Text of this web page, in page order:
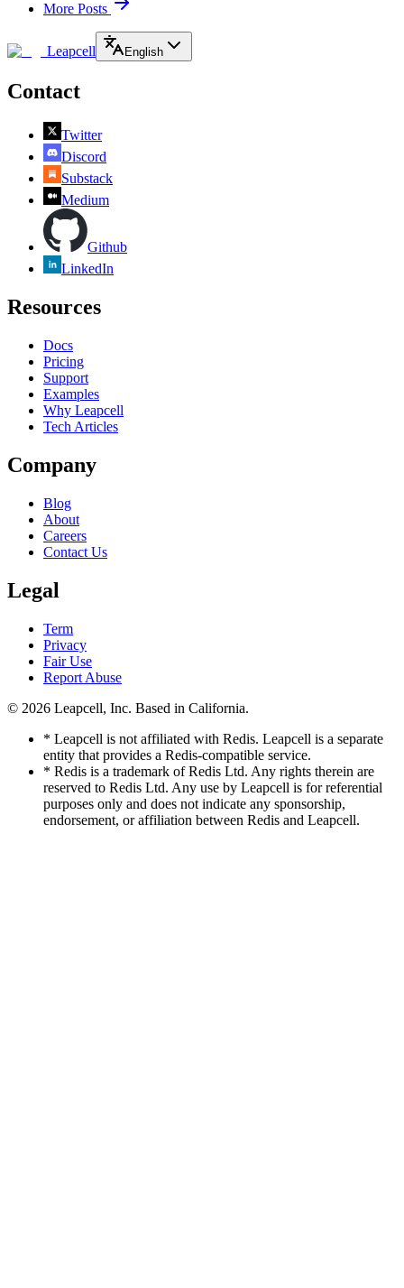
More Posts
Leapcell English
Contact
Twitter
Discord
Substack
Medium
Github
LinkedIn
Resources
Docs
Pricing
Support
Examples
Why Leapcell
Tech Articles
Company
Blog
About
Careers
Contact Us
Legal
Term
Privacy
Fair Use
Report Abuse
© 2026 Leapcell, Inc. Based in California.
* Leapcell is not affiliated with Redis. Leapcell is a separate
entity that provides a Redis-compatible service.
* Redis is a trademark of Redis Ltd. Any rights therein are
reserved to Redis Ltd. Any use by Leapcell is for referential
purposes only and does not indicate any sponsorship,
endorsement, or affiliation between Redis and Leapcell.